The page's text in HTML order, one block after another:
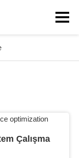
Çalışma